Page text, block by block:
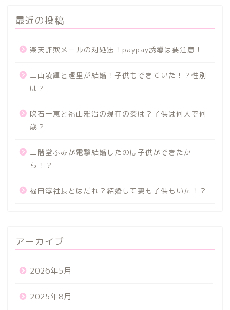
最近の投稿
楽天詐欺メールの対処法！paypay誘導は要注意！
三山凌輝と趣里が結婚！子供もできていた！？性別
は？
吹石一恵と福山雅治の現在の姿は？子供は何人で何
歳？
二階堂ふみが電撃結婚したのは子供ができたか
ら！？
福田淳社長とはだれ？結婚して妻も子供もいた！？
アーカイブ
2026年5月
2025年8月